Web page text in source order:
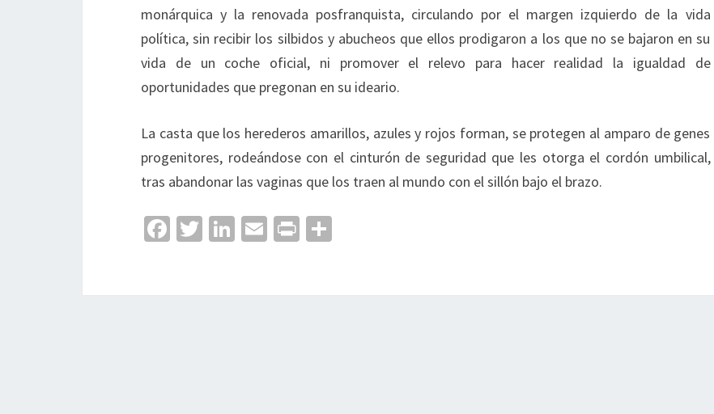
monárquica y la renovada posfranquista, circulando por el margen izquierdo de la vida
política, sin recibir los silbidos y abucheos que ellos prodigaron a los que no se bajaron en su
vida de un coche oficial, ni promover el relevo para hacer realidad la igualdad de
oportunidades que pregonan en su ideario.
La casta que los herederos amarillos, azules y rojos forman, se protegen al amparo de genes
progenitores, rodeándose con el cinturón de seguridad que les otorga el cordón umbilical,
tras abandonar las vaginas que los traen al mundo con el sillón bajo el brazo.
Fa T
Li
E
Pr